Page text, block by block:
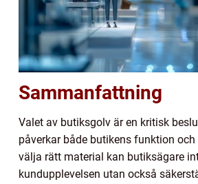
Sammanfattning
Valet av butiksgolv är en kritisk
påverkar både butikens funktion
välja rätt material kan butiksägare
kundupplevelsen utan också